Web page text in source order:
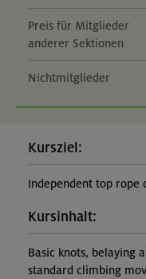
Preis für Mitglieder
anderer Sektionen
Nichtmitglieder
Kursziel:
Independent top rope
Kursinhalt:
Basic knots, belaying
standard climbing